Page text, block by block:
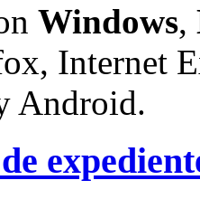
Windows,
Internet
Android.